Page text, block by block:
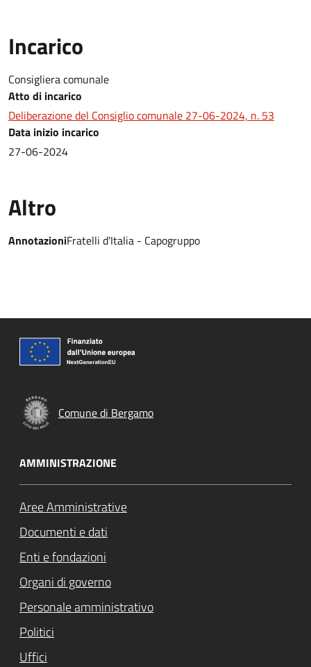
Incarico
Consigliera comunale
Atto di incarico
Deliberazione del Consiglio comunale 27-06-2024, n. 53
Data inizio incarico
27-06-2024
Altro
AnnotazioniFratelli d'Italia - Capogruppo
Comune di Bergamo
AMMINISTRAZIONE
Aree Amministrative
Documenti e dati
Enti e fondazioni
Organi di governo
Personale amministrativo
Politici
Uffici